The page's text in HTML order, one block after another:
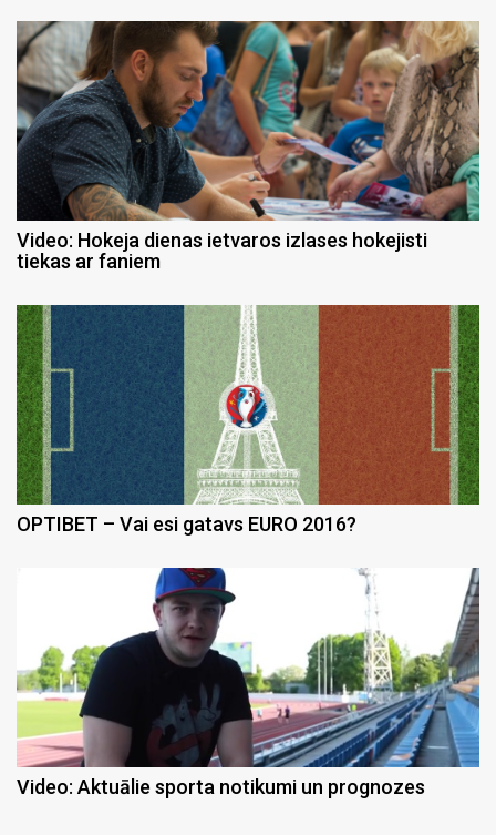
Video: Hokeja dienas ietvaros izlases hokejisti
tiekas ar faniem
OPTIBET – Vai esi gatavs EURO 2016?
Video: Aktuālie sporta notikumi un prognozes